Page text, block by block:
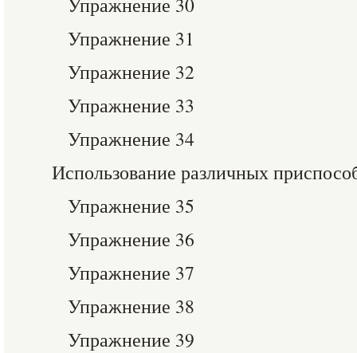
Упражнение 31
Упражнение 32
Упражнение 33
Упражнение 34
Использование различных
Упражнение 35
Упражнение 36
Упражнение 37
Упражнение 38
Упражнение 39